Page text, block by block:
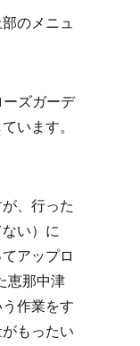
のメニュ
ズガーデ
います。
、行った
い）に
アップロ
恵那中津
作業をす
もったい